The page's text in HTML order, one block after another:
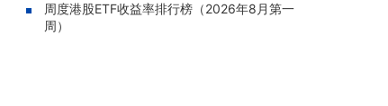
立战略合作备忘，共探能源垂类大模型与Toke
n工厂商业化
周度港股ETF收益率排行榜（2026年8月第一
周）